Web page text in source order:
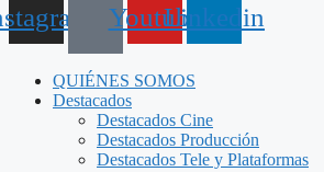
YoutubeLinkedin
QUIÉNES SOMOS
Destacados
Destacados Cine
Destacados Producción
Destacados Tele y Plataformas